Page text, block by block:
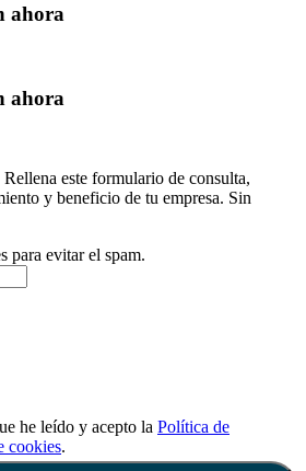
ahora
ahora
este formulario de consulta,
y beneficio de tu empresa. Sin
para evitar el spam.
he leído y acepto la Política de
cookies.